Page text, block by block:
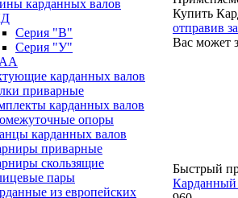
карданных валов
Серия "В"
Серия "У"
карданных валов
приварные
карданных валов
опоры
карданных валов
приварные
скользящие
пары
из европейских
Купить
отправив
Вас может
Быстрый
Карданный